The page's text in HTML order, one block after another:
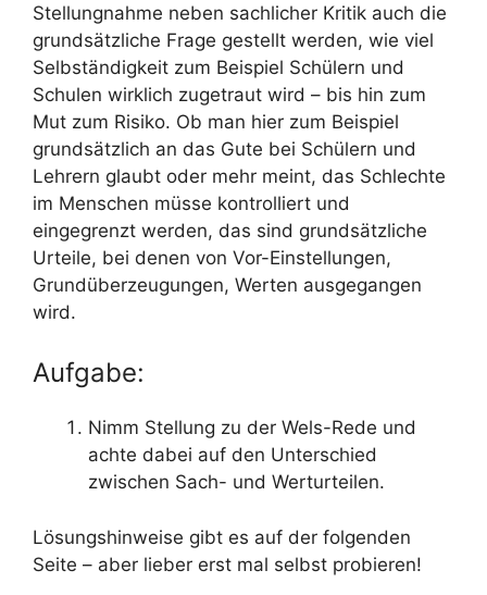
Stellungnahme neben sachlicher Kritik auch die
grundsätzliche Frage gestellt werden, wie viel
Selbständigkeit zum Beispiel Schülern und
Schulen wirklich zugetraut wird – bis hin zum
Mut zum Risiko. Ob man hier zum Beispiel
grundsätzlich an das Gute bei Schülern und
Lehrern glaubt oder mehr meint, das Schlechte
im Menschen müsse kontrolliert und
eingegrenzt werden, das sind grundsätzliche
Urteile, bei denen von Vor-Einstellungen,
Grundüberzeugungen, Werten ausgegangen
wird.
Aufgabe:
Nimm Stellung zu der Wels-Rede und
achte dabei auf den Unterschied
zwischen Sach- und Werturteilen.
Lösungshinweise gibt es auf der folgenden
Seite – aber lieber erst mal selbst probieren!